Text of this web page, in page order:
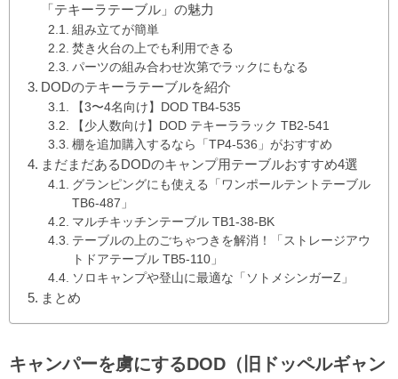
「テキーラテーブル」の魅力
組み立てが簡単
焚き火台の上でも利用できる
パーツの組み合わせ次第でラックにもなる
DODのテキーラテーブルを紹介
【3〜4名向け】DOD TB4-535
【少人数向け】DOD テキーララック TB2-541
棚を追加購入するなら「TP4-536」がおすすめ
まだまだあるDODのキャンプ用テーブルおすすめ4選
グランピングにも使える「ワンポールテントテーブル
TB6-487」
マルチキッチンテーブル TB1-38-BK
テーブルの上のごちゃつきを解消！「ストレージアウ
トドアテーブル TB5-110」
ソロキャンプや登山に最適な「ソトメシンガーZ」
まとめ
キャンパーを虜にするDOD（旧ドッペルギャン